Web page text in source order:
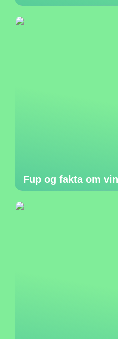
Fup og fakta om vin